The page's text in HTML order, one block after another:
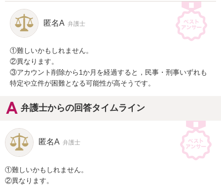
匿名A 弁護士
①難しいかもしれません。
②異なります。
③アカウント削除から1か月を経過すると，民事・刑事いずれも
特定や立件が困難となる可能性が高そうです。
弁護士からの回答タイムライン
匿名A 弁護士
①難しいかもしれません。
②異なります。